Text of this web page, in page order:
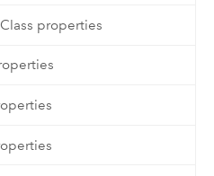
properties